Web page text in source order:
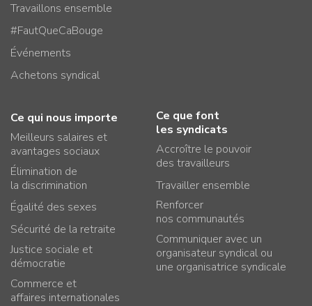
Travaillons ensemble
#FautQueCaBouge
Événements
Achetons syndical
Ce qui nous importe
Meilleurs salaires et
avantages sociaux
Élimination de
la discrimination
Égalité des sexes
Sécurité de la retraite
Justice sociale et
démocratie
Commerce et
affaires internationales
Ce que font
les syndicats
Accroître le pouvoir
des travailleurs
Travailler ensemble
Renforcer
nos communautés
Communiquer avec un
organisateur syndical ou
une organisatrice syndicale